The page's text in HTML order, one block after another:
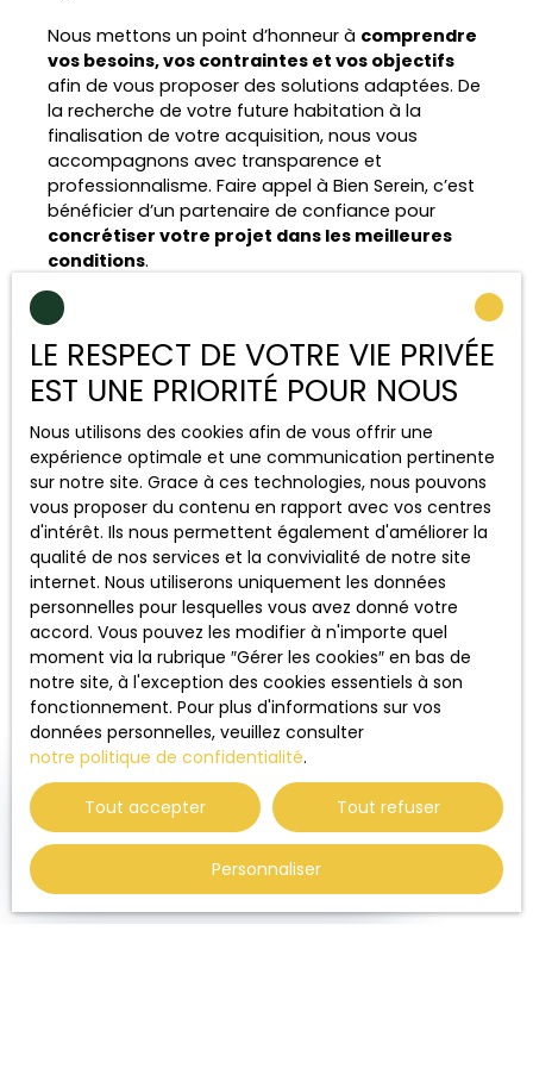
Nous mettons un point d’honneur à comprendre
vos besoins, vos contraintes et vos objectifs
afin de vous proposer des solutions adaptées. De
la recherche de votre future habitation à la
finalisation de votre acquisition, nous vous
accompagnons avec transparence et
professionnalisme. Faire appel à Bien Serein, c’est
bénéficier d’un partenaire de confiance pour
concrétiser votre projet dans les meilleures
conditions.
opportunité idéale pour celles et ceux qui
souhaitent concilier qualité de vie, accessibilité
et perspectives d’avenir. Entre cadre de vie
agréable, dynamisme local et attractivité du
marché de l’immobilier à Chartres, la ville coche
toutes les cases d’un projet réussi. Pour
concrétiser votre installation et être accompagné
à chaque étape, contactez Bien Serein au 02 37
22 12 30: nous serons ravis de vous guider dans
votre projet et de vous aider à trouver la
résidence qui vous correspond parfaitement.
Nous contacter
LE RESPECT DE VOTRE VIE PRIVÉE
EST UNE PRIORITÉ POUR NOUS
Nous utilisons des cookies afin de vous offrir une
expérience optimale et une communication pertinente
sur notre site. Grace à ces technologies, nous pouvons
vous proposer du contenu en rapport avec vos centres
d'intérêt. Ils nous permettent également d'améliorer la
qualité de nos services et la convivialité de notre site
internet. Nous utiliserons uniquement les données
personnelles pour lesquelles vous avez donné votre
accord. Vous pouvez les modifier à n'importe quel
moment via la rubrique ″Gérer les cookies″ en bas de
notre site, à l'exception des cookies essentiels à son
fonctionnement. Pour plus d'informations sur vos
données personnelles, veuillez consulter
notre politique de confidentialité.
Tout accepter Tout refuser
Personnaliser
Élu
Agence de l'Année 2025
Centre-Val de Loire
+75 ventes / an